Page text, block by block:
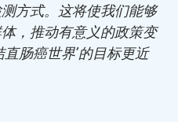
方式。这将使我们能够
，推动有意义的政策变
肠癌世界’的目标更近